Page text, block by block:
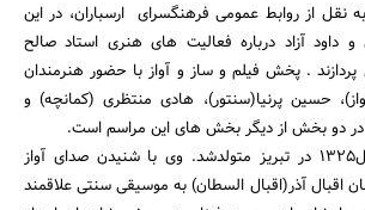
نقل از روابط عمومی فرهنگسرای ارسباران، در این
داود آزاد درباره فعالیت های هنری استاد صالح
. پخش فیلم و ساز و آواز با حضور هنرمندان
حسین پرنیا(سنتور)، هادی منتظری (کمانچه) و
در دو بخش از دیگر بخش های این مراسم است.
کریم صالح عظیمی سال1325 در تبریز متولدشد. وی با شنیدن صدای آواز
اقبال آذر(اقبال السطان) به موسیقی سنتی علاقمند